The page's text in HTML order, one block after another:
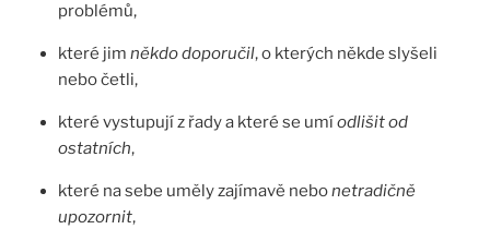
problémů,
které jim někdo doporučil, o kterých někde slyšeli
nebo četli,
které vystupují z řady a které se umíodlišit od
ostatních,
které na sebe uměly zajímavě nebonetradičně
upozornit,